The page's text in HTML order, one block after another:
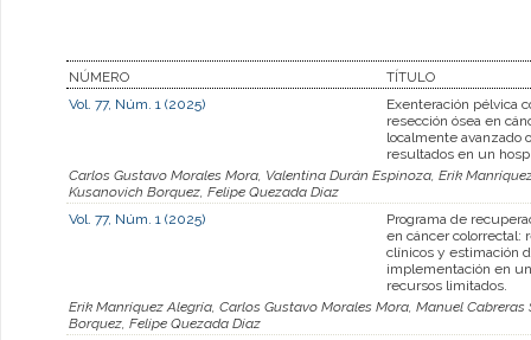
NÚMERO
TÍTULO
Vol. 77, Núm. 1 (2025)
Exenteración pélvica
resección ósea en
localmente avanzado
resultados en un
Carlos Gustavo Morales Mora, Valentina Durán Espinoza, Erik
Kusanovich Borquez, Felipe Quezada Diaz
Vol. 77, Núm. 1 (2025)
Programa de
en cáncer colorrectal:
clínicos y estimación
implementación en
recursos limitados.
Erik Manríquez Alegría, Carlos Gustavo Morales Mora, Manuel
Borquez, Felipe Quezada Diaz